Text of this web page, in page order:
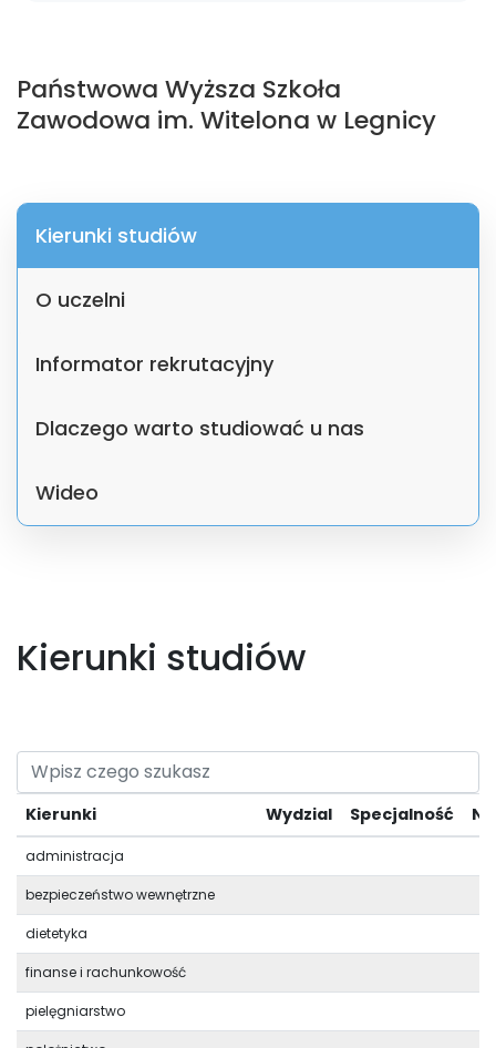
Państwowa Wyższa Szkoła
Zawodowa im. Witelona w Legnicy
Kierunki studiów
O uczelni
Informator rekrutacyjny
Dlaczego warto studiować u nas
Wideo
Kierunki studiów
Kierunki Wydzial Specjalność
administracja
bezpieczeństwo wewnętrzne
dietetyka
finanse i rachunkowość
pielęgniarstwo